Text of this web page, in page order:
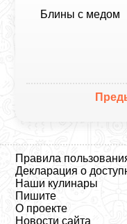
Блины с медом
Правила
Декларация о
Наши кулинары
Пишите
О проекте
Новости сайта